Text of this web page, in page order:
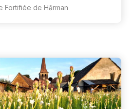
Fortifiée de Hărman